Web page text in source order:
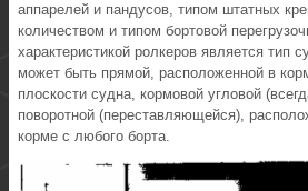
аппарелей и пандусов, типом штатных
количеством и типом бортовой
характеристикой ролкеров является тип
может быть прямой, расположенной в
плоскости судна, кормовой угловой
поворотной (переставляющейся),
корме с любого борта.